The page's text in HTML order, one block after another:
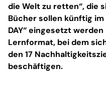
die Welt zu retten“, die
Bücher sollen künftig im
DAY“ eingesetzt
Lernformat, bei dem
den 17
beschäftigen.